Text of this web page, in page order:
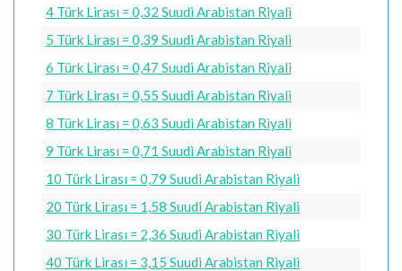
4 Türk Lirası = 0,32 Suudi Arabistan Riyali
5 Türk Lirası = 0,39 Suudi Arabistan Riyali
6 Türk Lirası = 0,47 Suudi Arabistan Riyali
7 Türk Lirası = 0,55 Suudi Arabistan Riyali
8 Türk Lirası = 0,63 Suudi Arabistan Riyali
9 Türk Lirası = 0,71 Suudi Arabistan Riyali
10 Türk Lirası = 0,79 Suudi Arabistan Riyali
20 Türk Lirası = 1,58 Suudi Arabistan Riyali
30 Türk Lirası = 2,36 Suudi Arabistan Riyali
40 Türk Lirası = 3,15 Suudi Arabistan Riyali